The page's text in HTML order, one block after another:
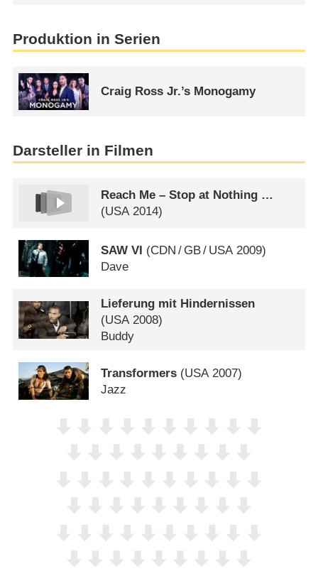
Produktion in Serien
Craig Ross Jr.’s Monogamy
Darsteller in Filmen
Reach Me – Stop at Nothing …
(USA2014)
SAW VI (CDN / GB/ USA2009)
Dave
Lieferung mit Hindernissen
(USA2008)
Buddy
Transformers (USA 2007)
Jazz